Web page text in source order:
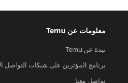
معلومات عن Temu
نبذة عن Temu
برنامج المؤثرين على شبكات التواصل
تواصل معنا